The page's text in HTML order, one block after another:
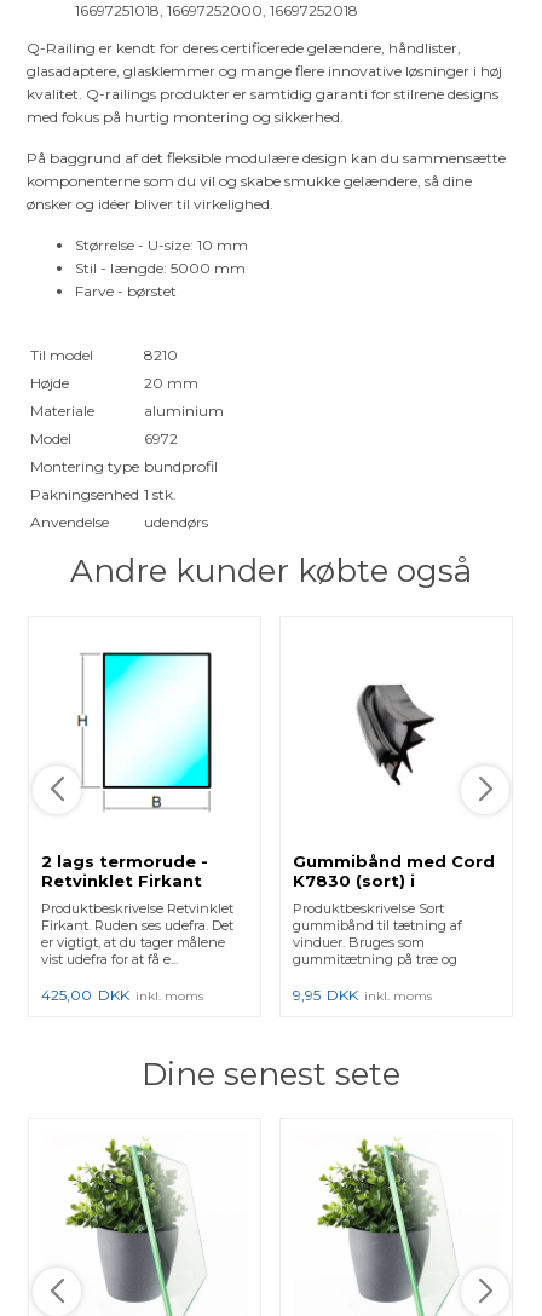
16697251018, 16697252000, 16697252018
Q-Railing er kendt for deres certificerede gelændere, håndlister,
glasadaptere, glasklemmer og mange flere innovative løsninger i høj
kvalitet. Q-railings produkter er samtidig garanti for stilrene designs
med fokus på hurtig montering og sikkerhed.
På baggrund af det fleksible modulære design kan du sammensætte
komponenterne som du vil og skabe smukke gelændere, så dine
ønsker og idéer bliver til virkelighed.
Størrelse - U-size: 10 mm
Stil - længde: 5000 mm
Farve - børstet
Til model
8210
Højde
20 mm
Materiale
aluminium
Model
6972
Montering type bundprofil
Pakningsenhed 1 stk.
Anvendelse
udendørs
Andre kunder købte også
2 lags termorude -
Retvinklet Firkant
Produktbeskrivelse Retvinklet
Firkant. Ruden ses udefra. Det
er vigtigt, at du tager målene
vist udefra for at få e...
425,00 DKK inkl. moms
Gummibånd med Cord
K7830 (sort) i
metermål
Produktbeskrivelse Sort
gummibånd til tætning af
vinduer. Bruges som
gummitætning på træ og
9,95 DKK inkl. moms
Dine senest sete